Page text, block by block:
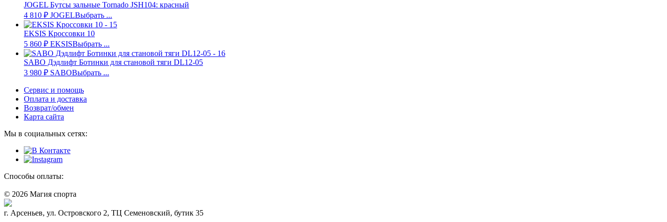
JOGEL Бутсы зальные Tornado JSH104: красный
4 810 ₽ JOGELВыбрать ...
EKSIS Кроссовки 10
5 860 ₽ EKSISВыбрать ...
SABO Дэдлифт Ботинки для становой тяги DL12-05
3 980 ₽ SABOВыбрать ...
Сервис и помощь
Оплата и доставка
Возврат/обмен
Карта сайта
Мы в социальных сетях:
Способы оплаты:
© 2026 Магия спорта
г. Арсеньев, ул. Островского 2, ТЦ Семеновский, бутик 35